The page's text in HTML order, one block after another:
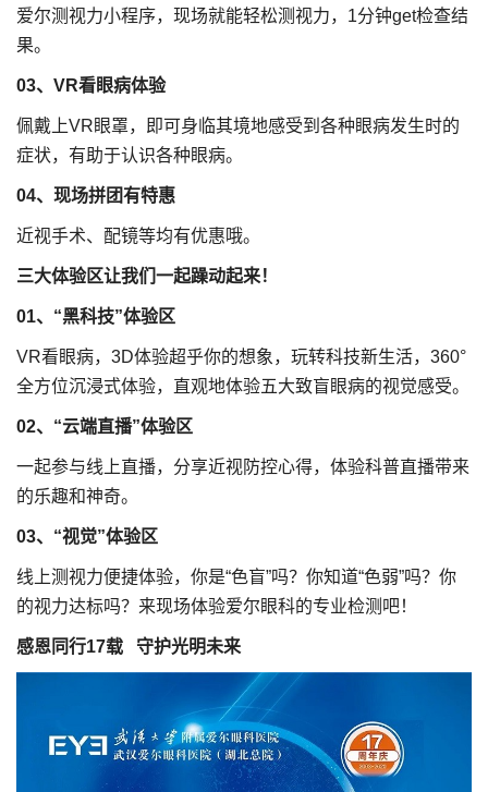
爱尔测视力小程序，现场就能轻松测视力，1分钟get检查结
果。
03、VR看眼病体验
佩戴上VR眼罩，即可身临其境地感受到各种眼病发生时的
症状，有助于认识各种眼病。
04、现场拼团有特惠
近视手术、配镜等均有优惠哦。
三大体验区让我们一起躁动起来！
01、“黑科技”体验区
VR看眼病，3D体验超乎你的想象，玩转科技新生活，360°
全方位沉浸式体验，直观地体验五大致盲眼病的视觉感受。
02、“云端直播”体验区
一起参与线上直播，分享近视防控心得，体验科普直播带来
的乐趣和神奇。
03、“视觉”体验区
线上测视力便捷体验，你是“色盲”吗？你知道“色弱”吗？你
的视力达标吗？来现场体验爱尔眼科的专业检测吧！
感恩同行17载 守护光明未来